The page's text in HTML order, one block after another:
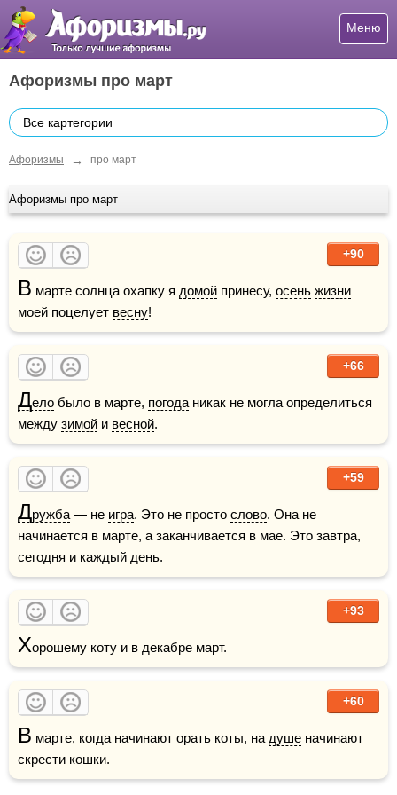
Меню
Афоризмы про март
Все картегории
Афоризмы → про март
Афоризмы про март
+90
В марте солнца охапку я домой принесу, осень жизни
моей поцелует весну!
+66
Дело было в марте, погода никак не могла определиться
между зимой и весной.
+59
Дружба — не игра. Это не просто слово. Она не
начинается в марте, а заканчивается в мае. Это завтра,
сегодня и каждый день.
+93
Хорошему коту и в декабре март.
+60
В марте, когда начинают орать коты, на душе начинают
скрести кошки.